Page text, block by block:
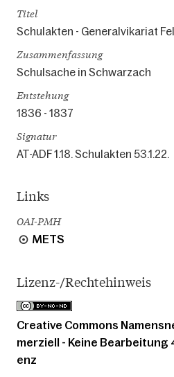
Titel
Schulakten - Generalvikariat
Zusammenfassung
Schulsache in Schwarzach
Entstehung
1836 - 1837
Signatur
AT-ADF 1.18. Schulakten 53.1.22.
Links
OAI-PMH
METS
Lizenz-/Rechtehinweis
Creative Commons
merziell - Keine Bearbeitung
enz